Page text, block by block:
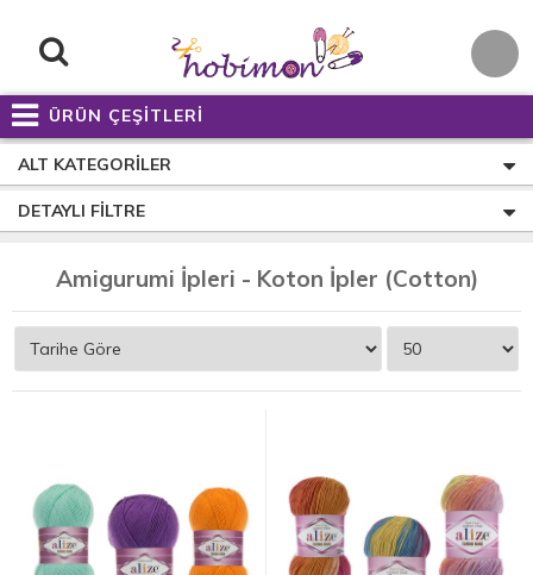
ÜRÜN ÇEŞİTLERİ
ALT KATEGORILER
DETAYLI FILTRE
Amigurumi İpleri - Koton İpler (Cotton)